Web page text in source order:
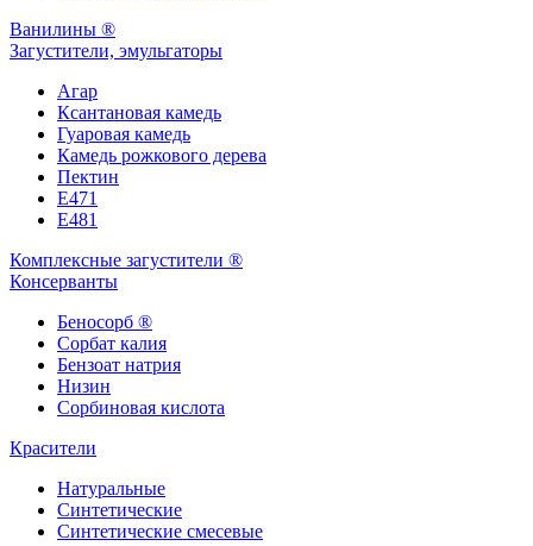
Ванилины ®
Загустители, эмульгаторы
Агар
Ксантановая камедь
Гуаровая камедь
Камедь рожкового дерева
Пектин
Е471
Е481
Комплексные загустители ®
Консерванты
Беносорб ®
Сорбат калия
Бензоат натрия
Низин
Сорбиновая кислота
Красители
Натуральные
Синтетические
Синтетические смесевые